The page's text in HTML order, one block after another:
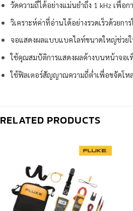
วัดความถี่ได้อย่างแม่นยำถึง 1 kHz เพื่อ
วิเคราะห์ค่าที่อ่านได้อย่างรวดเร็วด้วยก
จอแสดงผลแบบแบคไลท์ขนาดใหญ่ช่วย
ใช้คุณสมบัติการแสดงผลค้างบนหน้าจอ
ใช้ฟิลเตอร์สัญญาณความถี่ต่ำเพื่อขจัดโ
RELATED PRODUCTS